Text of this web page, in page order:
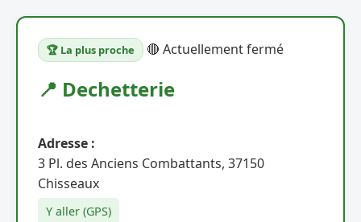
🏆 La plus proche 🔴 Actuellement fermé
📍 Dechetterie
Adresse :
3 Pl. des Anciens Combattants, 37150
Chisseaux
Y aller (GPS)